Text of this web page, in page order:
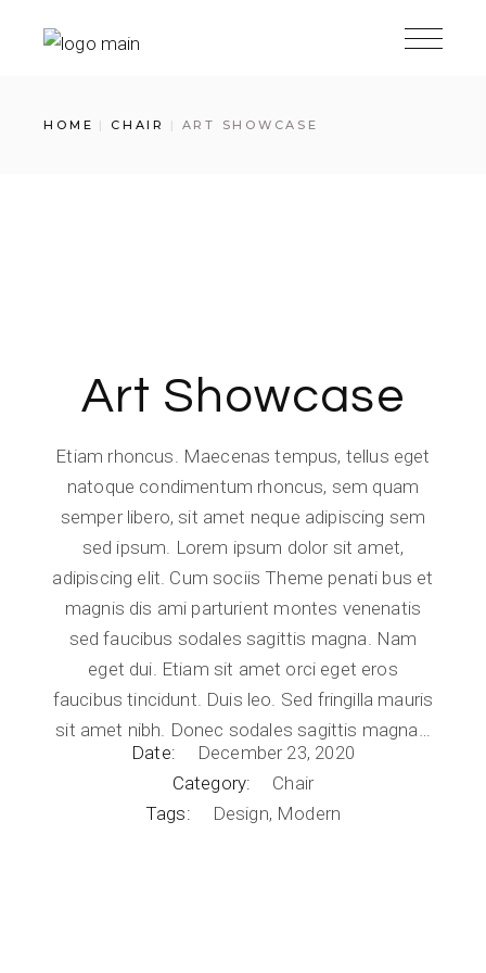
HOME CHAIR ART SHOWCASE
Art Showcase
Etiam rhoncus. Maecenas tempus, tellus eget
natoque condimentum rhoncus, sem quam
semper libero, sit amet neque adipiscing sem
sed ipsum. Lorem ipsum dolor sit amet,
adipiscing elit. Cum sociis Theme penati bus et
magnis dis ami parturient montes venenatis
sed faucibus sodales sagittis magna. Nam
eget dui. Etiam sit amet orci eget eros
faucibus tincidunt. Duis leo. Sed fringilla mauris
sit amet nibh. Donec sodales sagittis magna…
Date:
December 23, 2020
Category:
Chair
Tags:
Design Modern